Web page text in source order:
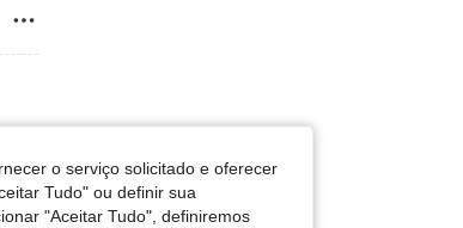
o serviço solicitado e oferecer
Tudo" ou definir sua
"Aceitar Tudo", definiremos